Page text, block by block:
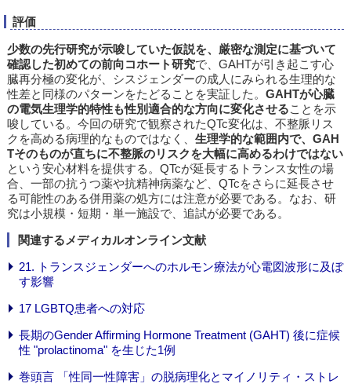
評価
少数の先行研究が示唆していた仮説を、厳密な測定に基づいて
確認した初めての前向コホート研究で、GAHTが引き起こす心
臓再分極の変化が、シスジェンダーの成人にみられる生理的な
性差と同様のパターンをたどることを実証した。 GAHTが心臓
の電気生理学的特性も性別適合的な方向に変化させることを示
唆している。今回の研究で観察されたQTc変化は、不整脈リス
クを高める病理的なものではなく、 生理学的な範囲内で、GAH
Tそのものが直ちに不整脈のリスクを大幅に高めるわけではない
という安心材料を提供する。QTcが延長するトランス女性の場
合、一部の抗うつ薬や抗精神病薬など、QTcをさらに延長させ
る可能性のある併用薬の処方には注意が必要である。なお、研
究は小規模・短期・単一施設で、追試が必要である。
関連するメディカルオンライン文献
21. トランスジェンダーへのホルモン療法が心電図波形に及ぼ
す影響
17 LGBTQ患者への対応
長期のGender Affirming Hormone Treatment (GAHT) 後に症候
性 "prolactinoma" を生じた1例
巻頭言 「性同一性障害」の脱病理化とマイノリティ・ストレ